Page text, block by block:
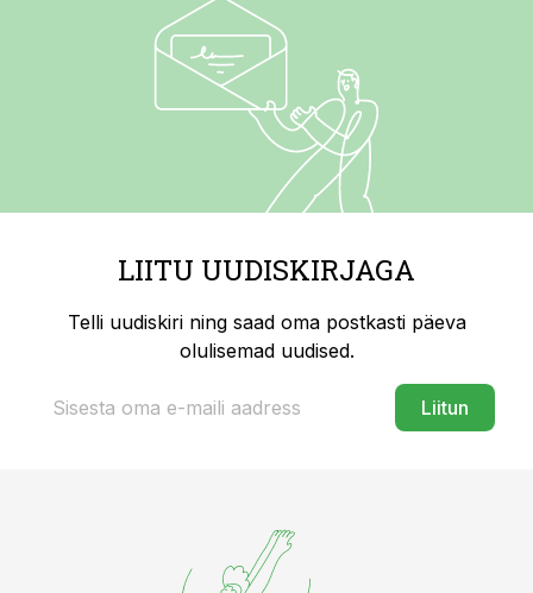
LIITU UUDISKIRJAGA
Telli uudiskiri ning saad oma postkasti päeva
olulisemad uudised.
Liitun